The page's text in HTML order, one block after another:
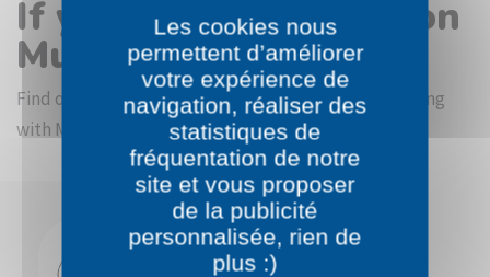
If you like the Pokémon
Munna coloring page
Find other coloring pictures in the Pokémon beginning
with M category
Les cookies nous
permettent d’améliorer
votre expérience de
navigation, réaliser des
statistiques de
fréquentation de notre
site et vous proposer
de la publicité
personnalisée, rien de
plus :)